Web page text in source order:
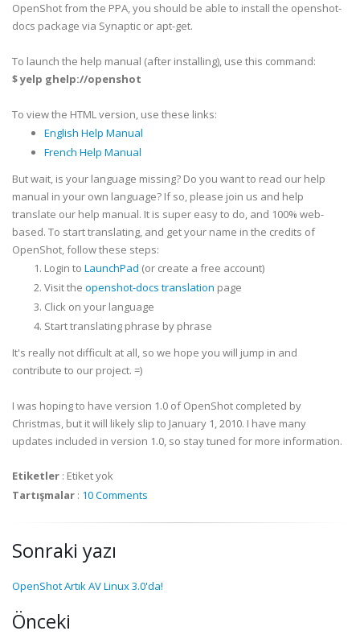
OpenShot from the PPA, you should be able to install the openshot-
docs package via Synaptic or apt-get.
To launch the help manual (after installing), use this command:
$ yelp ghelp://openshot
To view the HTML version, use these links:
English Help Manual
French Help Manual
But wait, is your language missing? Do you want to read our help
manual in your own language? If so, please join us and help
translate our help manual. It is super easy to do, and 100% web-
based. To start translating, and get your name in the credits of
OpenShot, follow these steps:
Login to LaunchPad (or create a free account)
Visit the openshot-docs translation page
Click on your language
Start translating phrase by phrase
It's really not difficult at all, so we hope you will jump in and
contribute to our project. =)
I was hoping to have version 1.0 of OpenShot completed by
Christmas, but it will likely slip to January 1, 2010. I have many
updates included in version 1.0, so stay tuned for more information.
Etiketler : Etiket yok
Tartışmalar : 10 Comments
Sonraki yazı
OpenShot Artık AV Linux 3.0'da!
Önceki